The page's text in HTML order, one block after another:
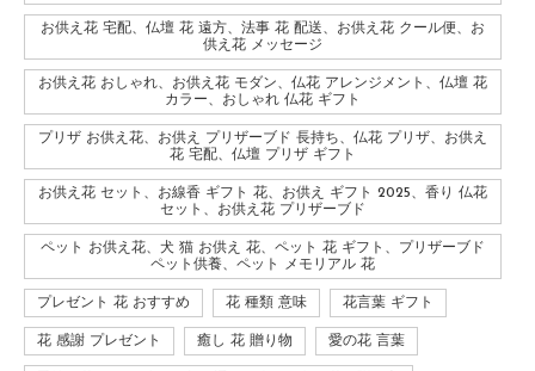
お供え花 宅配、仏壇 花 遠方、法事 花 配送、お供え花 クール便、お
供え花 メッセージ
お供え花 おしゃれ、お供え花 モダン、仏花 アレンジメント、仏壇 花
カラー、おしゃれ 仏花 ギフト
プリザ お供え花、お供え プリザーブド 長持ち、仏花 プリザ、お供え
花 宅配、仏壇 プリザ ギフト
お供え花 セット、お線香 ギフト 花、お供え ギフト 2025、香り 仏花
セット、お供え花 プリザーブド
ペット お供え花、犬 猫 お供え 花、ペット 花 ギフト、プリザーブド
ペット供養、ペット メモリアル 花
プレゼント 花 おすすめ 花 種類 意味 花言葉 ギフト
花 感謝 プレゼント 癒し 花 贈り物 愛の花 言葉